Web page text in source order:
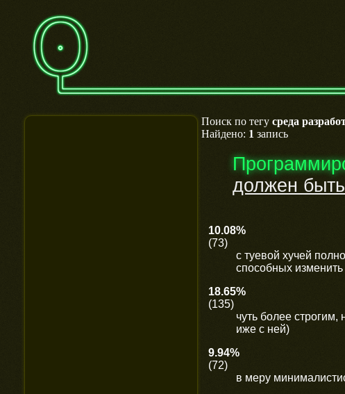
Поиск по тегу среда
Найдено: 1 запись
должен
10.08%
(73)
с туевой хучей
способных
18.65%
(135)
чуть более
иже с ней)
9.94%
(72)
в меру